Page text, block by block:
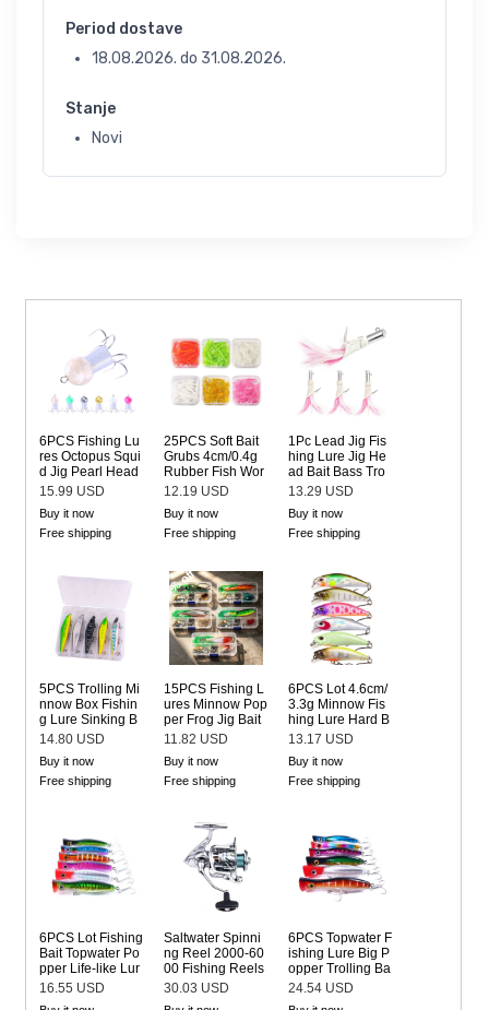
Period dostave
18.08.2026. do 31.08.2026.
Stanje
Novi